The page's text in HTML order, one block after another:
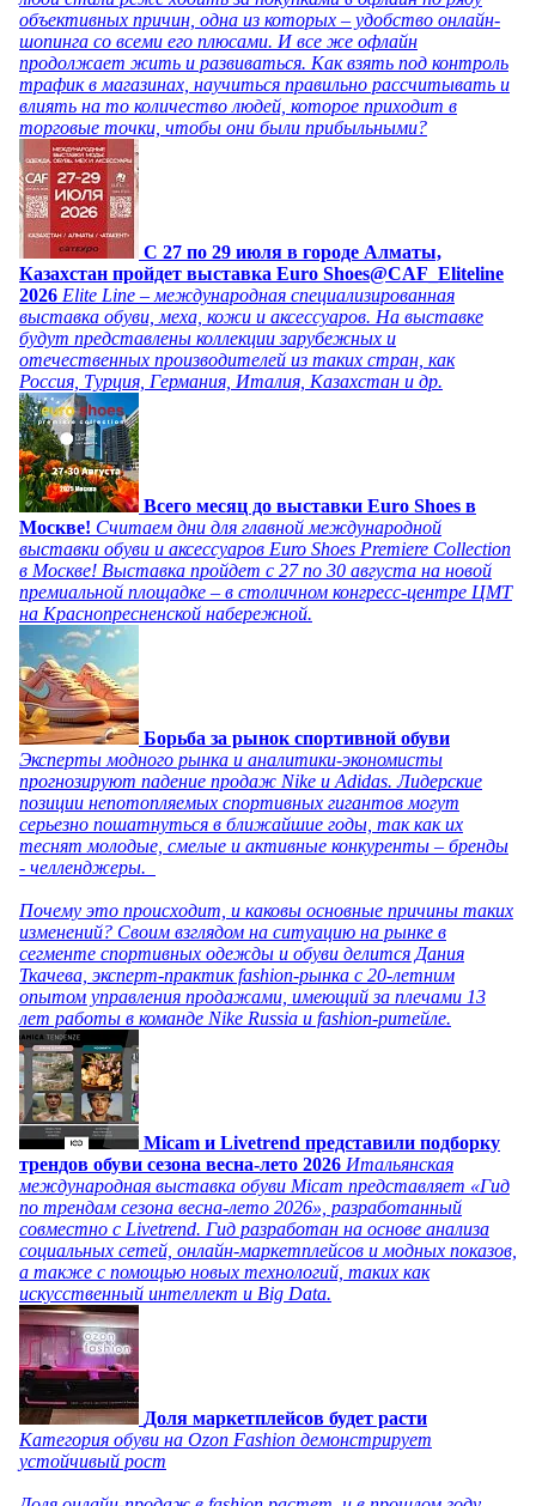
объективных причин, одна из которых – удобство онлайн-
шопинга со всеми его плюсами. И все же офлайн
продолжает жить и развиваться. Как взять под контроль
трафик в магазинах, научиться правильно рассчитывать и
влиять на то количество людей, которое приходит в
торговые точки, чтобы они были прибыльными?
C 27 по 29 июля в городе Алматы,
Казахстан пройдет выставка Euro Shoes@CAF_Eliteline
2026 Elite Line – международная специализированная
выставка обуви, меха, кожи и аксессуаров. На выставке
будут представлены коллекции зарубежных и
отечественных производителей из таких стран, как
Россия, Турция, Германия, Италия, Казахстан и др.
Всего месяц до выставки Euro Shoes в
Москве! Считаем дни для главной международной
выставки обуви и аксессуаров Euro Shoes Premiere Collection
в Москве! Выставка пройдет с 27 по 30 августа на новой
премиальной площадке – в столичном конгресс-центре ЦМТ
на Краснопресненской набережной.
Борьба за рынок спортивной обуви
Эксперты модного рынка и аналитики-экономисты
прогнозируют падение продаж Nike и Adidas. Лидерские
позиции непотопляемых спортивных гигантов могут
серьезно пошатнуться в ближайшие годы, так как их
теснят молодые, смелые и активные конкуренты – бренды
- челленджеры.
Почему это происходит, и каковы основные причины таких
изменений? Своим взглядом на ситуацию на рынке в
сегменте спортивных одежды и обуви делится Дания
Ткачева, эксперт-практик fashion-рынка с 20-летним
опытом управления продажами, имеющий за плечами 13
лет работы в команде Nike Russia и fashion-ритейле.
Micam и Livetrend представили подборку
трендов обуви сезона весна-лето 2026 Итальянская
международная выставка обуви Micam представляет «Гид
по трендам сезона весна-лето 2026», разработанный
совместно с Livetrend. Гид разработан на основе анализа
социальных сетей, онлайн-маркетплейсов и модных показов,
а также с помощью новых технологий, таких как
искусственный интеллект и Big Data.
Доля маркетплейсов будет расти
Категория обуви на Ozon Fashion демонстрирует
устойчивый рост